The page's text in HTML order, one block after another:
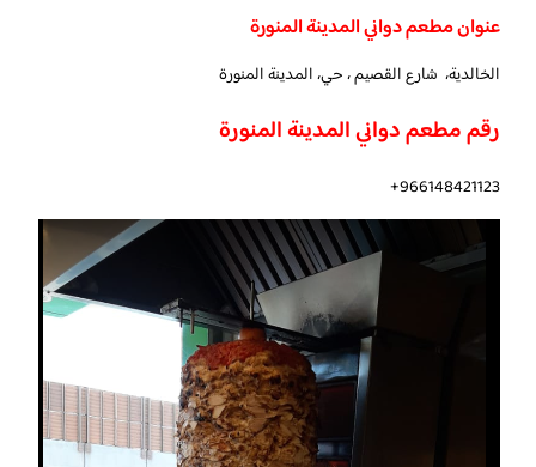
عنوان مطعم دواني المدينة المنورة
الخالدية، شارع القصيم ، حي، المدينة المنورة
رقم مطعم دواني المدينة المنورة
966148421123+